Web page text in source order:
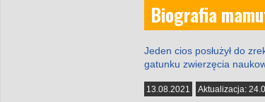
Biografia
Jeden cios posłużył do
gatunku zwierzęcia
13.08.2021 Aktualizacja: